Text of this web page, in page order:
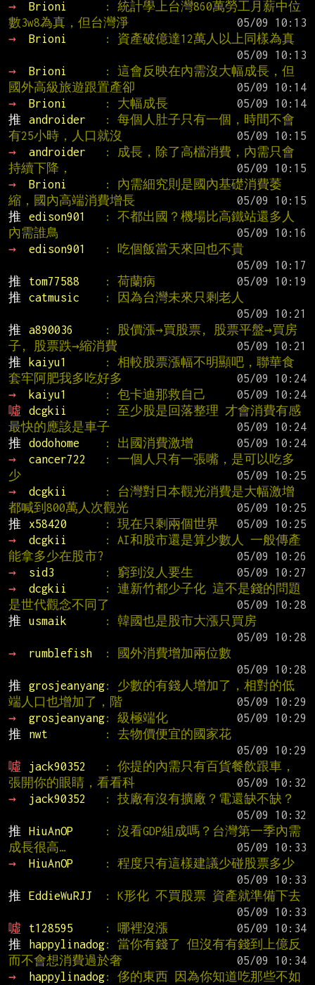
→ Brioni
: 統計學上台灣860萬勞工月薪中位
數3w8為真，但台灣淨
→
Brioni
: 資產破億達12萬人以上同樣為真
→
Brioni
: 這會反映在內需沒大幅成長，但
國外高級旅遊跟置產卻
→
Brioni : 大幅成長
推
androider
: 每個人肚子只有一個，時間不會
有25小時，人口就沒
→
androider
: 成長，除了高檔消費，內需只會
持續下降，
→
Brioni
: 內需細究則是國內基礎消費萎
縮，國內高端消費增長
推
edison901
: 不都出國？機場比高鐵站還多人
內需誰鳥
→
edison901
: 吃個飯當天來回也不貴
推
tom77588 : 荷蘭病
推
catmusic
: 因為台灣未來只剩老人
推
a890036
: 股價漲→買股票, 股票平盤→買房
子, 股票跌→縮消費
推
kaiyu1
: 相較股票漲幅不明顯吧，聯華食
套牢阿肥我多吃好多
→
kaiyu1 : 包卡迪那救自己
噓
dcgkii
: 至少股是回落整理 才會消費有感
最快的應該是車子
推
dodohome : 出國消費激增
→
cancer722
: 一個人只有一張嘴，是可以吃多
少
→
dcgkii
: 台灣對日本觀光消費是大幅激增
都喊到800萬人次觀光
推
x58420 : 現在只剩兩個世界
→
dcgkii
: AI和股市還是算少數人 一般傳產
能拿多少在股市?
→
sid3 : 窮到沒人要生
→
dcgkii
: 連新竹都少子化 這不是錢的問題
是世代觀念不同了
推
usmaik
: 韓國也是股市大漲只買房
→
rumblefish
: 國外消費增加兩位數
推
grosjeanyang: 少數的有錢人增加了，相對的低
端人口也增加了，階
→
grosjeanyang: 級極端化
推
nwt
: 去物價便宜的國家花
噓
jack90352
: 你提的內需只有百貨餐飲跟車，
張開你的眼睛，看看科
→
jack90352
: 技廠有沒有擴廠？電還缺不缺？
推
HiuAnOP
: 沒看GDP組成嗎？台灣第一季內需
成長很高…
→
HiuAnOP
: 程度只有這樣建議少碰股票多少
推
EddieWuRJJ
: K形化 不買股票 資產就準備下去
噓
t128595 : 哪裡沒漲
推
happylinadog: 當你有錢了 但沒有有錢到上億反
而不會想消費過於奢
→
happylinadog: 侈的東西 因為你知道吃那些不如